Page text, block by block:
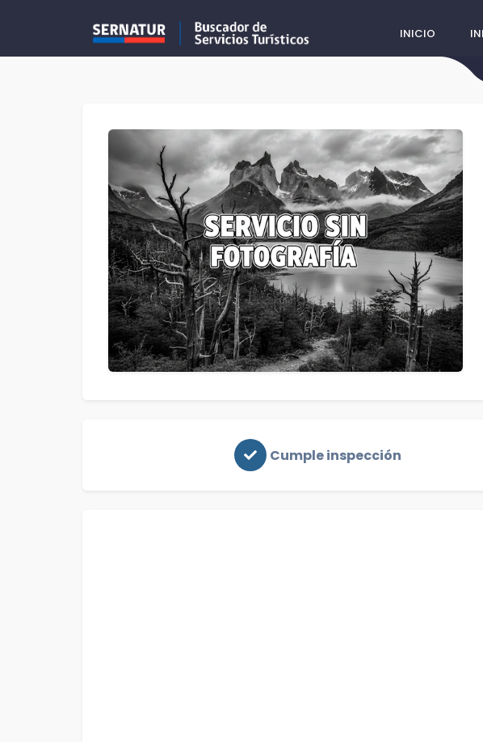
INICIO
Cumple inspección